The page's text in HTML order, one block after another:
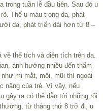
trong tuần lễ đầu tiên. Sau đó u
Thể u máu trong da, phát
da, phát triển dài hơn từ 8 –
về thể tích và diện tích trên da.
ảnh hưởng nhiều đến thẩm
mi mắt, môi, mũi thì ngoài
năng của trẻ. Vì vậy, nếu
gây ra có thể dẫn tới những rối
từ tháng thứ 8 trở đi, u